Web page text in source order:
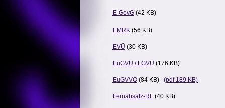
E-GovG (42 KB)
EMRK (56 KB)
EVÜ (30 KB)
EuGVÜ / LGVÜ (176 KB)
EuGVVO (84 KB) (pdf 189 KB)
Fernabsatz-RL (40 KB)